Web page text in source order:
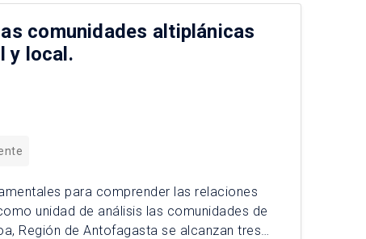
comunidades altiplánicas
y local.
para comprender las relaciones
unidad de análisis las comunidades de
Región de Antofagasta se alcanzan tres